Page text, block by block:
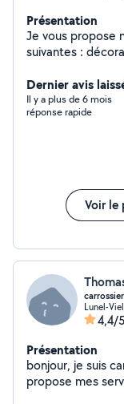
Présentation
Je vous propose
suivantes :
sitting. Grâce à
personnelles je
dynamique , n
Dernier avis
Il y a plus de 6 mois
réponse rapide
Voir le
Lunel-
4,4/5
Présentation
bonjour, je suis
propose mes